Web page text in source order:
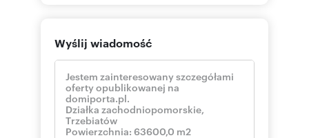
Wyślij wiadomość